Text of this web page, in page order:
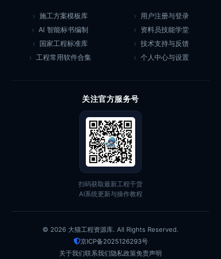
施工方案模板库
AI 智能标书编制
国家工程标准库
工程常用软件合集
用户注册与登录
资料员技能学堂
技术支持与反馈
个人中心与设置
关注官方服务号
扫码获取最新工程干货
AI系统更新与操作教程
© 2026 大猫工程资源库. All Rights Reserved.
京ICP备2025126293号
关于我们联系我们隐私政策免责声明